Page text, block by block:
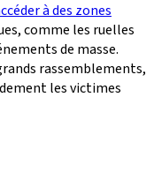
à des zones
comme les ruelles
de masse.
rassemblements,
les victimes